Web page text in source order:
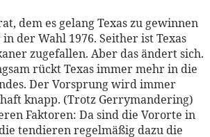
dem es gelang Texas zu gewinnen
der Wahl 1976. Seither ist Texas
zugefallen. Aber das ändert sich.
rückt Texas immer mehr in die
Der Vorsprung wird immer
knapp. (Trotz Gerrymandering)
Faktoren: Da sind die Vororte in
tendieren regelmäßig dazu die